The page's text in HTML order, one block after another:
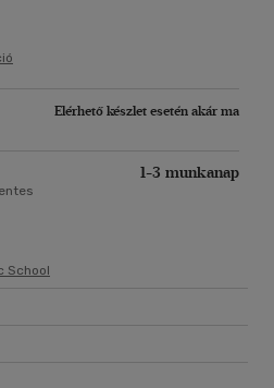
Elérhető készlet esetén akár ma
1-3 munkanap
School